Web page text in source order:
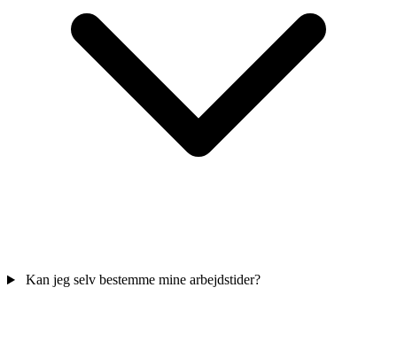
Kan jeg selv bestemme mine arbejdstider?